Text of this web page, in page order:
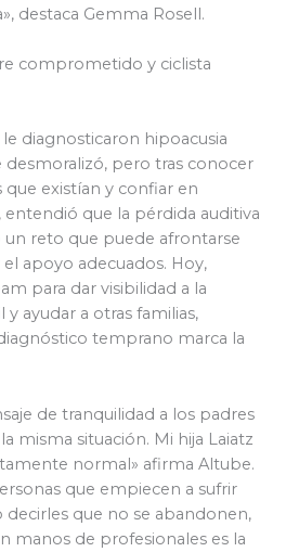
destaca Gemma Rosell.
comprometido y ciclista
le diagnosticaron hipoacusia
desmoralizó, pero tras conocer
que existían y confiar en
entendió que la pérdida auditiva
un reto que puede afrontarse
apoyo adecuados. Hoy,
para dar visibilidad a la
ayudar a otras familias,
temprano marca la
de tranquilidad a los padres
misma situación. Mi hija Laiatz
normal» afirma Altube.
que empiecen a sufrir
decirles que no se abandonen,
manos de profesionales es la